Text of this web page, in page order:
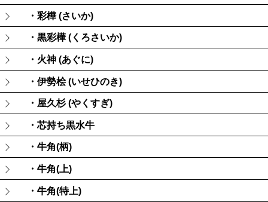
・彩樺 (さいか)
・黒彩樺 (くろさいか)
・火神 (あぐに)
・伊勢桧 (いせひのき)
・屋久杉 (やくすぎ)
・芯持ち黒水牛
・牛角(柄)
・牛角(上)
・牛角(特上)